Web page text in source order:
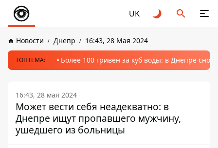
UK
Новости Днепр 16:43, 28 Мая 2024
ТОПТЕМА: Более 100 гривен за куб воды: в Днепре
16:43, 28 мая 2024
Может вести себя неадекватно: в
Днепре ищут пропавшего мужчину,
ушедшего из больницы